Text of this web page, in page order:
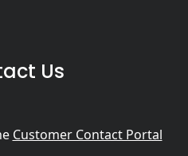
Us
Customer Contact Portal